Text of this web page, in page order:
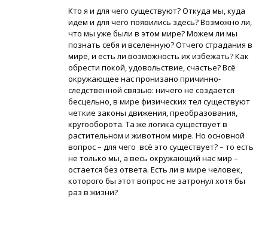
Кто я и для чего существуют? Откуда мы, куда
идем и для чего появились здесь? Возможно ли,
что мы уже были в этом мире? Можем ли мы
познать себя и вселенную? Отчего страдания в
мире, и есть ли возможность их избежать? Как
обрести покой, удовольствие, счастье? Всё
окружающее нас пронизано причинно-
следственной связью: ничего не создается
бесцельно, в мире физических тел существуют
четкие законы движения, преобразования,
кругооборота. Та же логика существует в
растительном и животном мире. Но основной
вопрос – для чего всё это существует? – то есть
не только мы, а весь окружающий нас мир –
остается без ответа. Есть ли в мире человек,
которого бы этот вопрос не затронул хотя бы
раз в жизни?